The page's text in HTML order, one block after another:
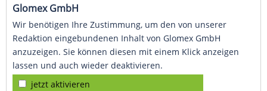
Glomex GmbH
Wir benötigen Ihre Zustimmung, um den von unserer
Redaktion eingebundenen Inhalt von Glomex GmbH
anzuzeigen. Sie können diesen mit einem Klick anzeigen
lassen und auch wieder deaktivieren.
jetzt aktivieren